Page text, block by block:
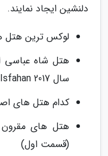
دلنشین ایجاد نمایند.
لوکس ترین هتل
هتل شاه عباسی
سال 2017 Isfahan
کدام هتل های
هتل های
(قسمت اول)